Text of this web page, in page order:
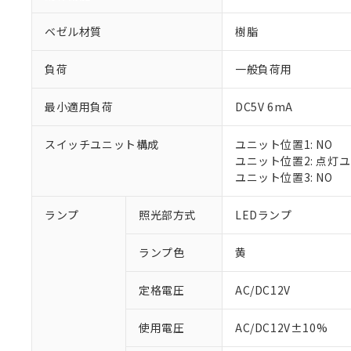
ベゼル材質 樹脂
負荷 一般負荷用
最小適用負荷 DC5V 6mA
スイッチユニット構成
ユニット位置1: NO
ユニット位置2: 点灯
ユニット位置3: NO
ランプ 照光部方式 LEDランプ
ランプ色 黄
定格電圧 AC/DC12V
使用電圧 AC/DC12V±10%
ご利用条件
※1 対応状況
調査・確認中：
非該当品：ライセ
仕入先様の事情に
があります。
※1 中国